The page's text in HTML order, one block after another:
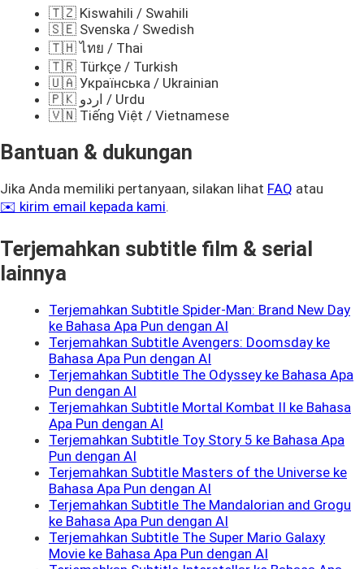
🇹🇿 Kiswahili / Swahili
🇸🇪 Svenska / Swedish
🇹🇭 ไทย / Thai
🇹🇷 Türkçe / Turkish
🇺🇦 Українська / Ukrainian
🇵🇰 اردو / Urdu
🇻🇳 Tiếng Việt / Vietnamese
Bantuan & dukungan
Jika Anda memiliki pertanyaan, silakan lihat FAQ atau
✉️ kirim email kepada kami.
Terjemahkan subtitle film & serial
lainnya
Terjemahkan Subtitle Spider-Man: Brand New Day
ke Bahasa Apa Pun dengan AI
Terjemahkan Subtitle Avengers: Doomsday ke
Bahasa Apa Pun dengan AI
Terjemahkan Subtitle The Odyssey ke Bahasa Apa
Pun dengan AI
Terjemahkan Subtitle Mortal Kombat II ke Bahasa
Apa Pun dengan AI
Terjemahkan Subtitle Toy Story 5 ke Bahasa Apa
Pun dengan AI
Terjemahkan Subtitle Masters of the Universe ke
Bahasa Apa Pun dengan AI
Terjemahkan Subtitle The Mandalorian and Grogu
ke Bahasa Apa Pun dengan AI
Terjemahkan Subtitle The Super Mario Galaxy
Movie ke Bahasa Apa Pun dengan AI